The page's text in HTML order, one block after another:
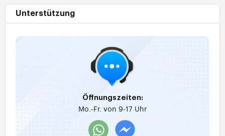
Unterstützung
Öffnungszeiten:
Mo.-Fr. von 9-17 Uhr